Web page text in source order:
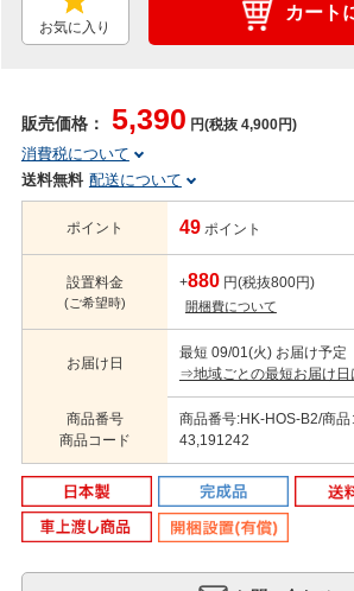
お気に入り
カート
販売価格： 5,390 円(税抜 4,900円)
消費税について
送料無料 配送について
ポイント 49 ポイント
設置料金
(ご希望時)
+880 円(税抜800円)
開梱費について
お届け日
最短 09/01(火) お届け予定
⇒地域ごとの最短お届け日
商品番号
商品コード
商品番号:HK-HOS-B2/商
43,191242